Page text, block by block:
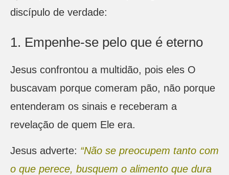
discípulo de verdade:
1. Empenhe-se pelo que é eterno
Jesus confrontou a multidão, pois eles O
buscavam porque comeram pão, não porque
entenderam os sinais e receberam a
revelação de quem Ele era.
Jesus adverte: “Não se preocupem tanto com
o que perece, busquem o alimento que dura